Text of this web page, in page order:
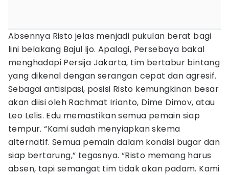
Absennya Risto jelas menjadi pukulan berat bagi
lini belakang Bajul Ijo. Apalagi, Persebaya bakal
menghadapi Persija Jakarta, tim bertabur bintang
yang dikenal dengan serangan cepat dan agresif.
Sebagai antisipasi, posisi Risto kemungkinan besar
akan diisi oleh Rachmat Irianto, Dime Dimov, atau
Leo Lelis. Edu memastikan semua pemain siap
tempur. “Kami sudah menyiapkan skema
alternatif. Semua pemain dalam kondisi bugar dan
siap bertarung,” tegasnya. “Risto memang harus
absen, tapi semangat tim tidak akan padam. Kami